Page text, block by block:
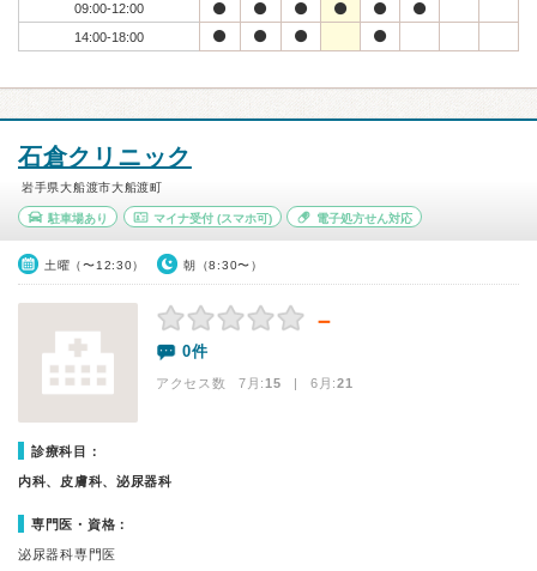
09:00-12:00
14:00-18:00
石倉クリニック
岩手県大船渡市大船渡町
駐車場あり マイナ受付(スマホ可) 電子処方せん対応
土曜（〜12:30） 朝（8:30〜）
－
0件
アクセス数 7月:15 | 6月:21
診療科目：
内科、皮膚科、泌尿器科
専門医・資格：
泌尿器科専門医